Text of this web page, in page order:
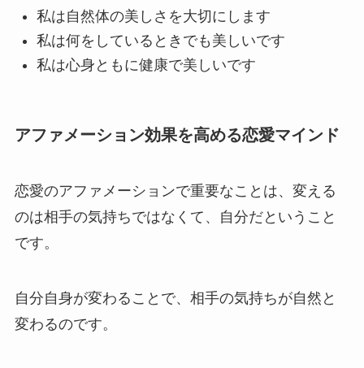
私は自然体の美しさを大切にします
私は何をしているときでも美しいです
私は心身ともに健康で美しいです
アファメーション効果を高める恋愛マインド
恋愛のアファメーションで重要なことは、変える
のは相手の気持ちではなくて、自分だということ
です。
自分自身が変わることで、相手の気持ちが自然と
変わるのです。